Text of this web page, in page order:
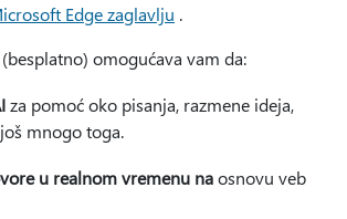
Edge zaglavlju .
omogućava vam da:
za pomoć oko pisanja, razmene ideja,
mnogo toga.
u realnom vremenu naosnovu veb